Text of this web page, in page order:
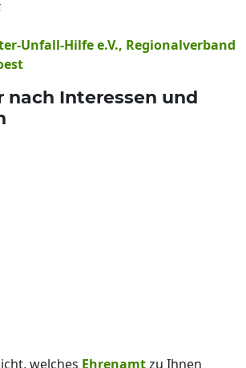
Unfall-Hilfe e.V., Regionalverband
nach Interessen und
welches Ehrenamtzu Ihnen